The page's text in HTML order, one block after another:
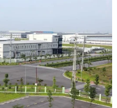
ám sát một chỉ